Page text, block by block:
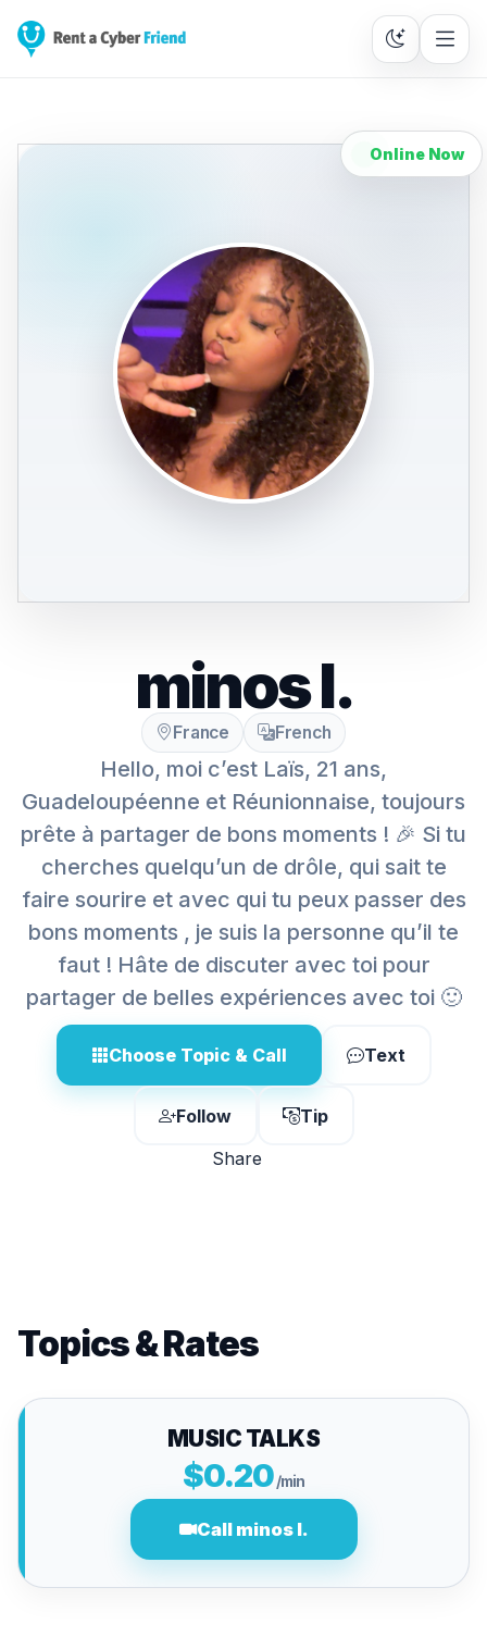
Online Now
minos l.
France French
Hello, moi c’est Laïs, 21 ans,
Guadeloupéenne et Réunionnaise, toujours
prête à partager de bons moments ! 🎉 Si tu
cherches quelqu’un de drôle, qui sait te
faire sourire et avec qui tu peux passer des
bons moments , je suis la personne qu’il te
faut ! Hâte de discuter avec toi pour
partager de belles expériences avec toi 🙂
Choose Topic & Call Text
Follow
Tip
Share
Topics & Rates
MUSIC TALKS
$0.20/min
Call minos l.